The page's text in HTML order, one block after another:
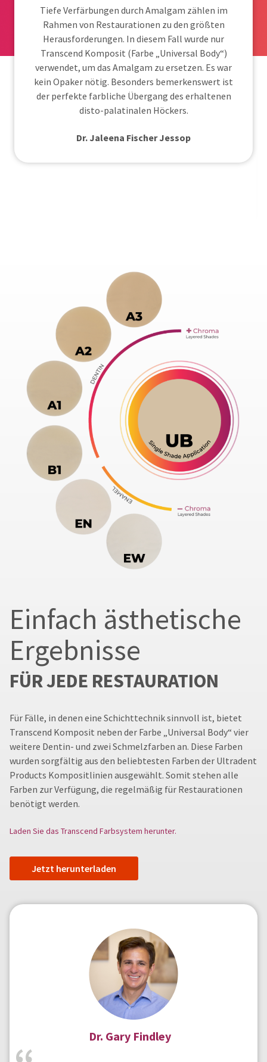
Tiefe Verfärbungen durch Amalgam zählen im
Rahmen von Restaurationen zu den größten
Herausforderungen. In diesem Fall wurde nur
Transcend Komposit (Farbe „Universal Body“)
verwendet, um das Amalgam zu ersetzen. Es war
kein Opaker nötig. Besonders bemerkenswert ist
der perfekte farbliche Übergang des erhaltenen
disto-palatinalen Höckers.
Dr. Jaleena Fischer Jessop
Einfach ästhetische
Ergebnisse
FÜR JEDE RESTAURATION
Für Fälle, in denen eine Schichttechnik sinnvoll ist, bietet
Transcend Komposit neben der Farbe „Universal Body“ vier
weitere Dentin- und zwei Schmelzfarben an. Diese Farben
wurden sorgfältig aus den beliebtesten Farben der Ultradent
Products Kompositlinien ausgewählt. Somit stehen alle
Farben zur Verfügung, die regelmäßig für Restaurationen
benötigt werden.
Laden Sie das Transcend Farbsystem herunter.
Jetzt herunterladen
Dr. Gary Findley